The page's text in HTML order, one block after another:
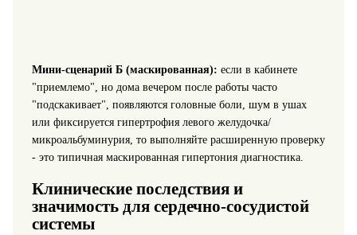
Мини-сценарий Б (маскированная): если в кабинете
"приемлемо", но дома вечером после работы часто
"подскакивает", появляются головные боли, шум в ушах
или фиксируется гипертрофия левого желудочка/
микроальбуминурия, то выполняйте расширенную проверку
- это типичная маскированная гипертония диагностика.
Клинические последствия и
значимость для сердечно-сосудистой
системы